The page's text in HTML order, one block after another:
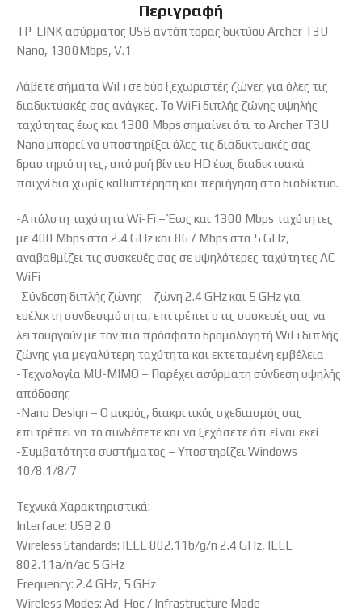
Περιγραφή
TP-LINK ασύρματος USB αντάπτορας δικτύου Archer T3U
Nano, 1300Mbps, V.1
Λάβετε σήματα WiFi σε δύο ξεχωριστές ζώνες για όλες τις
διαδικτυακές σας ανάγκες. Το WiFi διπλής ζώνης υψηλής
ταχύτητας έως και 1300 Mbps σημαίνει ότι το Archer T3U
Nano μπορεί να υποστηρίξει όλες τις διαδικτυακές σας
δραστηριότητες, από ροή βίντεο HD έως διαδικτυακά
παιχνίδια χωρίς καθυστέρηση και περιήγηση στο διαδίκτυο.
-Απόλυτη ταχύτητα Wi-Fi – Έως και 1300 Mbps ταχύτητες
με 400 Mbps στα 2.4 GHz και 867 Mbps στα 5 GHz,
αναβαθμίζει τις συσκευές σας σε υψηλότερες ταχύτητες AC
WiFi
-Σύνδεση διπλής ζώνης – ζώνη 2.4 GHz και 5 GHz για
ευέλικτη συνδεσιμότητα, επιτρέπει στις συσκευές σας να
λειτουργούν με τον πιο πρόσφατο δρομολογητή WiFi διπλής
ζώνης για μεγαλύτερη ταχύτητα και εκτεταμένη εμβέλεια
-Τεχνολογία MU-MIMO – Παρέχει ασύρματη σύνδεση υψηλής
απόδοσης
-Nano Design – Ο μικρός, διακριτικός σχεδιασμός σας
επιτρέπει να το συνδέσετε και να ξεχάσετε ότι είναι εκεί
-Συμβατότητα συστήματος – Υποστηρίζει Windows
10/8.1/8/7
Τεχνικά Χαρακτηριστικά:
Interface: USB 2.0
Wireless Standards: IEEE 802.11b/g/n 2.4 GHz, IEEE
802.11a/n/ac 5 GHz
Frequency: 2.4 GHz, 5 GHz
Wireless Modes: Ad-Hoc / Infrastructure Mode